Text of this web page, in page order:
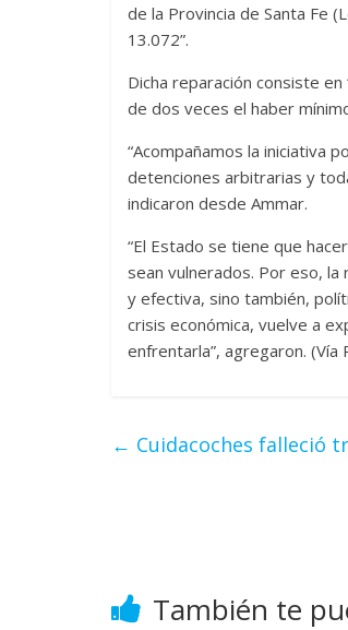
de la Provincia de Santa Fe
13.072”.
Dicha reparación consiste
de dos veces el haber
“Acompañamos la iniciativa
detenciones arbitrarias y
indicaron desde Ammar.
“El Estado se tiene que
sean vulnerados. Por eso,
y efectiva, sino también,
crisis económica, vuelve a
enfrentarla”, agregaron. (Vía
← Cuidacoches falleció
También te